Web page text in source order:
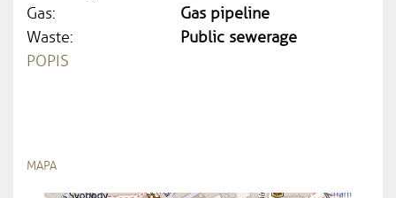
Gas:
Gas pipeline
Waste:
Public sewerage
POPIS
MAPA